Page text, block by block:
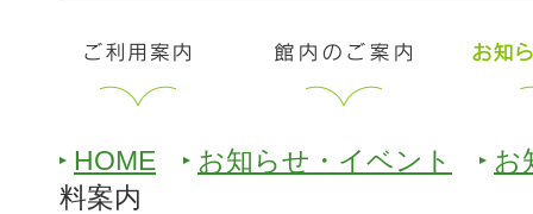
HOME お知らせ・イベント
お
料案内